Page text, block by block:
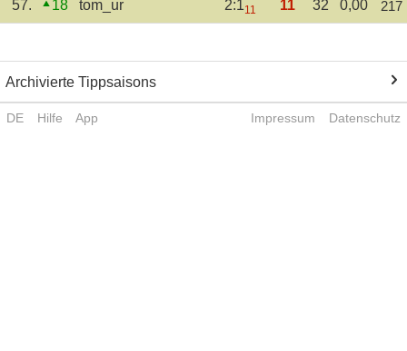
57. 18 tom_ur 2:111 11 32 0,00 217
Archivierte Tippsaisons
DE Hilfe App Impressum Datenschutz